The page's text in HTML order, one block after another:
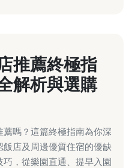
推薦終極指
解析與選購
嗎？這篇終極指南為你深
店及周邊優質住宿的優缺
，從樂園直通、提早入園